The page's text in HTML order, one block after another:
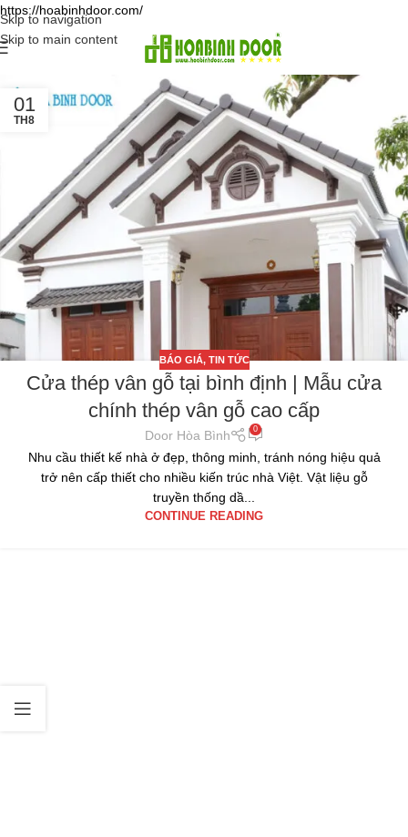
https://hoabinhdoor.com/
Skip to navigation
Skip to main content
01
TH8
BÁO GIÁ, TIN TỨC
Cửa thép vân gỗ tại bình định | Mẫu cửa
chính thép vân gỗ cao cấp
Door Hòa Bình 0
Nhu cầu thiết kế nhà ở đẹp, thông minh, tránh nóng hiệu quả
trở nên cấp thiết cho nhiều kiến trúc nhà Việt. Vật liệu gỗ
truyền thống dầ...
CONTINUE READING